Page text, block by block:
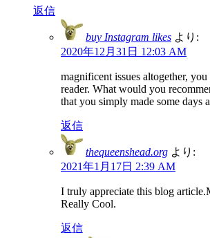
返信
buy Instagram likes より:
2020年12月31日 12:03 AM
magnificent issues altogether,
reader. What would you
that you simply made some days
返信
thequeenshead.org より:
2021年1月17日 2:39 AM
I truly appreciate this blog
Really Cool.
返信